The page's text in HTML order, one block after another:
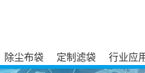
除尘布袋 定制滤袋 行业应